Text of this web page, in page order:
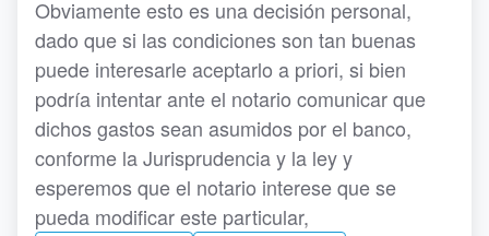
Obviamente esto es una decisión personal,
dado que si las condiciones son tan buenas
puede interesarle aceptarlo a priori, si bien
podría intentar ante el notario comunicar que
dichos gastos sean asumidos por el banco,
conforme la Jurisprudencia y la ley y
esperemos que el notario interese que se
pueda modificar este particular,